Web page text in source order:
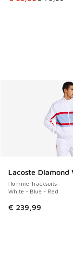
Lacoste Diamond
Homme Tracksuits
White - Blue - Red
€ 239,99